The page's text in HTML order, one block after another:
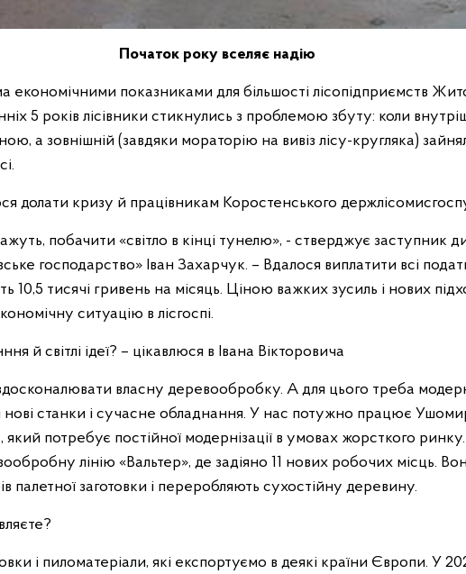
Початок року вселяє надію
економічними показниками для більшості лісопідприємств
5 років лісівники стикнулись з проблемою збуту: коли
а зовнішній (завдяки мораторію на вивіз лісу-кругляка)
долати кризу й працівникам Коростенського
побачити «світло в кінці тунелю», - стверджує заступник
господарство» Іван Захарчук. – Вдалося виплатити всі
10,5 тисячі гривень на місяць. Ціною важких зусиль і нових
ситуацію в лісгоспі.
й світлі ідеї? – цікавлюся в Івана Вікторовича
власну деревообробку. А для цього треба
станки і сучасне обладнання. У нас потужно працює
потребує постійної модернізації в умовах жорсткого
лінію «Вальтер», де задіяно 11 нових робочих місць.
палетної заготовки і переробляють сухостійну деревину.
і пиломатеріали, які експортуємо в деякі країни Європи. У